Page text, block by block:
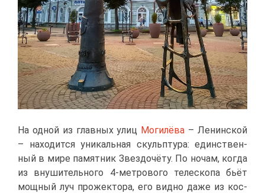
На од­ной из глав­ных улиц Мо­ги­лё­ва – Ле­нин­ской
– на­хо­дит­ся уни­каль­ная скульп­ту­ра: един­ствен­
ный в ми­ре па­мят­ник Звез­до­чё­ту. По но­чам, ко­гда
из вну­ши­тель­но­го 4-мет­ро­во­го те­ле­ско­па бьёт
мощ­ный луч про­жек­то­ра, его вид­но да­же из кос­